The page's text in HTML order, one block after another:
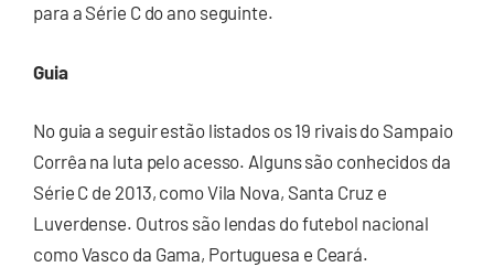
para a Série C do ano seguinte.
Guia
No guia a seguir estão listados os 19 rivais do Sampaio
Corrêa na luta pelo acesso. Alguns são conhecidos da
Série C de 2013, como Vila Nova, Santa Cruz e
Luverdense. Outros são lendas do futebol nacional
como Vasco da Gama, Portuguesa e Ceará.